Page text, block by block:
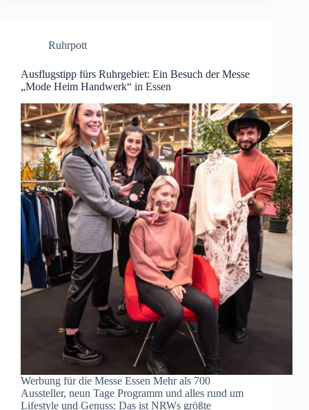
Ruhrpott
Ausflugstipp fürs Ruhrgebiet: Ein Besuch der Messe
„Mode Heim Handwerk“ in Essen
Werbung für die Messe Essen Mehr als 700
Aussteller, neun Tage Programm und alles rund um
Lifestyle und Genuss: Das ist NRWs größte